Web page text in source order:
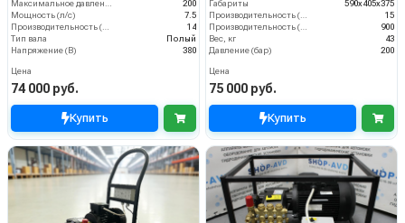
200
Мощность (л/с)
7.5
14
Тип вала
Полый
Напряжение (В)
380
Цена
74 000 руб.
Купить
Габариты
590х405х375
15
900
Вес, кг
43
Давление (бар)
200
Цена
75 000 руб.
Купить